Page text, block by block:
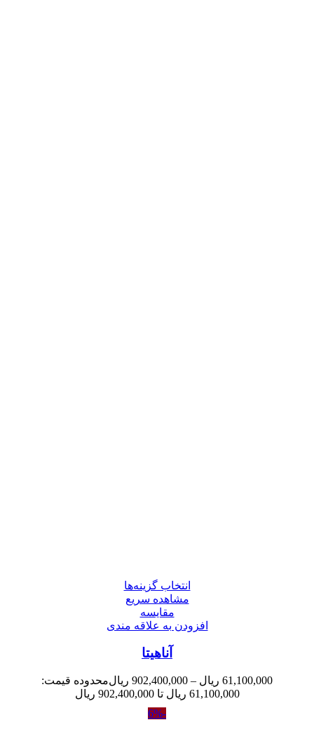
انتخاب گزینه‌ها
مشاهده سریع
مقایسه
افزودن به علاقه مندی
آناهیتا
61,100,000 ریال –
902,400,000 ریالمحدوده قیمت:
61,100,000 ریال تا 902,400,000 ریال
-6%